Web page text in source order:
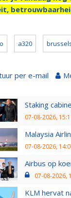
a320
per e-mail
Staking
07-08-2026,
Malaysia
07-08-2026,
Airbus op
07-08-2026,
KLM hervat